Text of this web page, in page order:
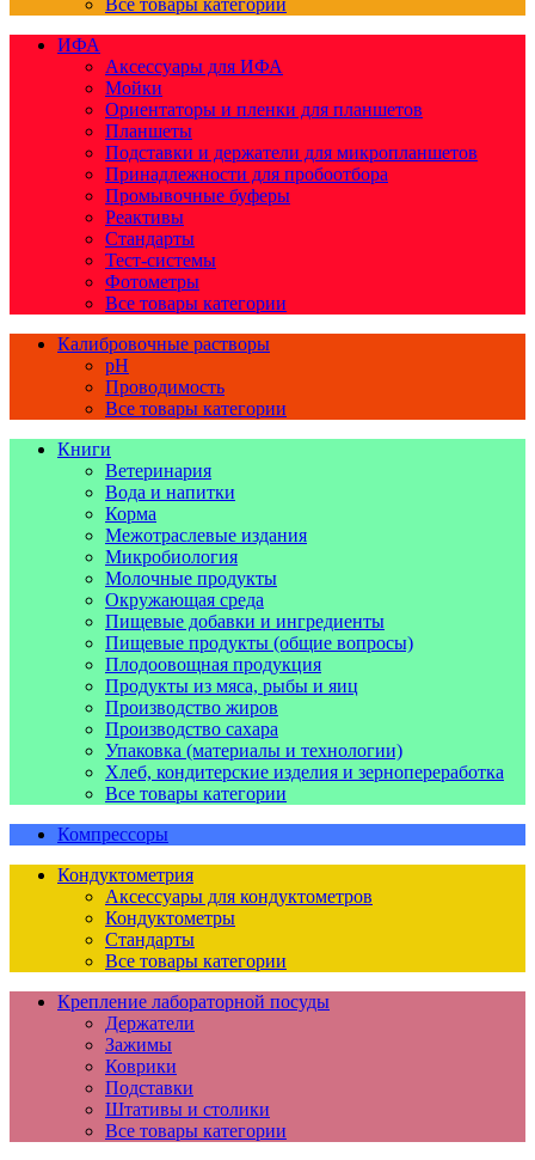
Все товары категории
ИФА
Аксессуары для ИФА
Мойки
Ориентаторы и пленки для планшетов
Планшеты
Подставки и держатели для микропланшетов
Принадлежности для пробоотбора
Промывочные буферы
Реактивы
Стандарты
Тест-системы
Фотометры
Все товары категории
Калибровочные растворы
pH
Проводимость
Все товары категории
Книги
Ветеринария
Вода и напитки
Корма
Межотраслевые издания
Микробиология
Молочные продукты
Окружающая среда
Пищевые добавки и ингредиенты
Пищевые продукты (общие вопросы)
Плодоовощная продукция
Продукты из мяса, рыбы и яиц
Производство жиров
Производство сахара
Упаковка (материалы и технологии)
Хлеб, кондитерские изделия и зернопереработка
Все товары категории
Компрессоры
Кондуктометрия
Аксессуары для кондуктометров
Кондуктометры
Стандарты
Все товары категории
Крепление лабораторной посуды
Держатели
Зажимы
Коврики
Подставки
Штативы и столики
Все товары категории